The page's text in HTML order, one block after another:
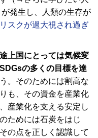
発生し、人類の生存が
リスクが過大視され過ぎ
上国にとっては気候変
の多くの目標を達
。そのためには割高な
も、その資金を産業化
産業化を支える安定し
ためには石炭をはじ
の点を正しく認識して